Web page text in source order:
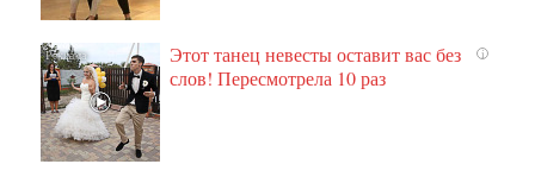
i
Этот танец невесты оставит вас без
слов! Пересмотрела 10 раз